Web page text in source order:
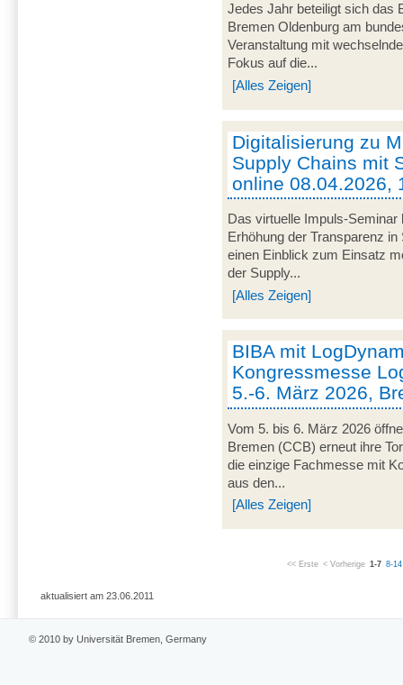
Jedes Jahr beteiligt sich das
Bremen Oldenburg am
Veranstaltung mit
Fokus auf die...
[Alles Zeigen]
Digitalisierung zu
Supply Chains mit
online 08.04.2026,
Das virtuelle Impuls-Seminar
Erhöhung der Transparenz
einen Einblick zum Einsatz
der Supply...
[Alles Zeigen]
BIBA mit
Kongressmesse
5.-6. März 2026,
Vom 5. bis 6. März 2026
Bremen (CCB) erneut ihre
die einzige Fachmesse mit
aus den...
[Alles Zeigen]
<< Erste < Vorherige 1-7 8-14
aktualisiert am 23.06.2011
© 2010 by Universität Bremen, Germany